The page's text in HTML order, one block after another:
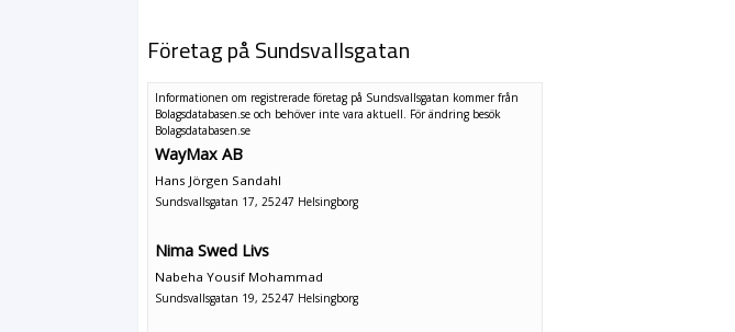
Företag på Sundsvallsgatan
Informationen om registrerade företag på Sundsvallsgatan kommer från
Bolagsdatabasen.se och behöver inte vara aktuell. För ändring besök
Bolagsdatabasen.se
WayMax AB
Hans Jörgen Sandahl
Sundsvallsgatan 17, 25247 Helsingborg
Nima Swed Livs
Nabeha Yousif Mohammad
Sundsvallsgatan 19, 25247 Helsingborg